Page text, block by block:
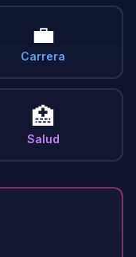
💼
Carrera
🏥
Salud